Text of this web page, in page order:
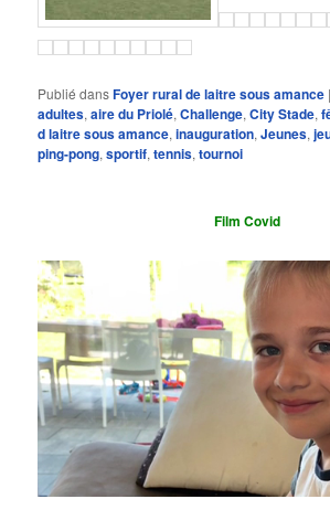
Publié dansFoyer rural de laitre sous amance |
adultes,aire du Priolé,Challenge,City Stade,
d laitre sous amance,inauguration,Jeunes,
ping-pong,sportif,tennis,tournoi
Film Covid